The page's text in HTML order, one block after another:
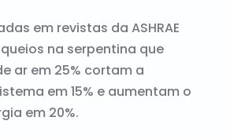
em revistas da ASHRAE
na serpentina que
ar em 25% cortam a
em 15% e aumentam o
em 20%.